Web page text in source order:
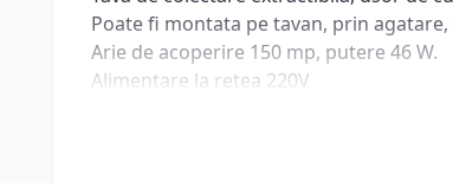
Poate fi montata pe tavan, prin
Arie de acoperire 150 mp, putere 46 W.
Alimentare la retea 220V